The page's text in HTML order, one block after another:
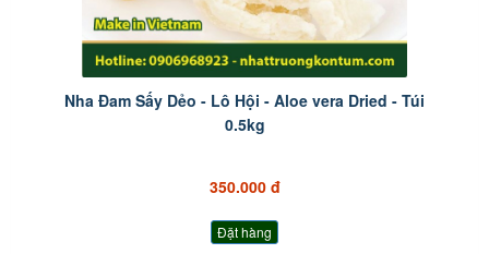
Nha Đam Sấy Dẻo - Lô Hội - Aloe vera Dried - Túi
0.5kg
350.000 đ
Đặt hàng